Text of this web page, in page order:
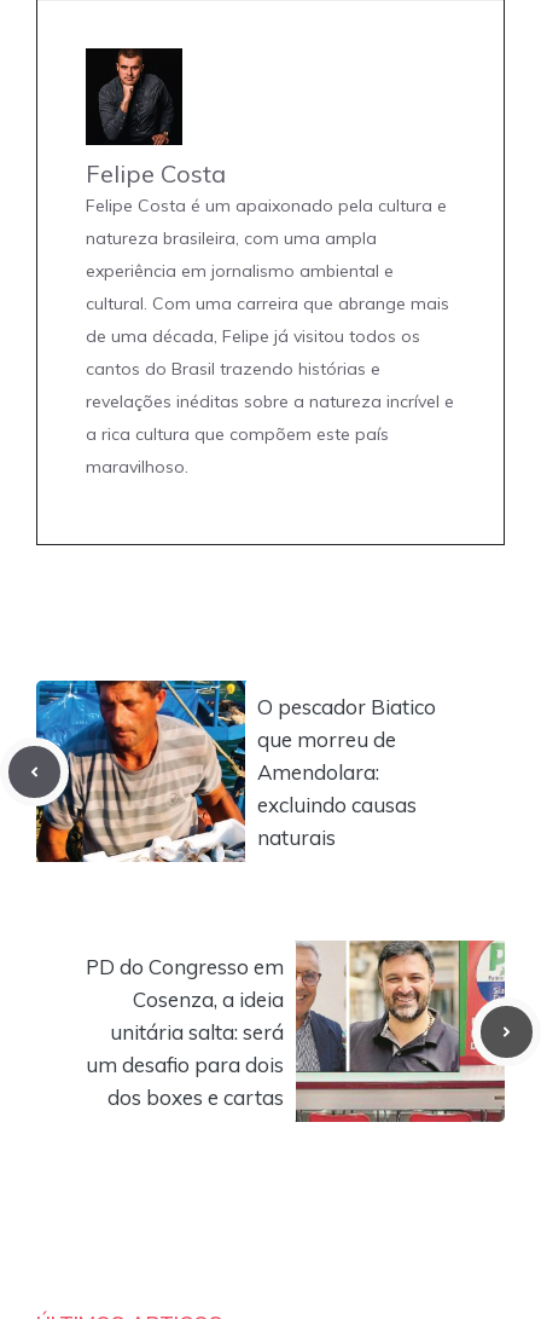
Felipe Costa
Felipe Costa é um apaixonado pela cultura e
natureza brasileira, com uma ampla
experiência em jornalismo ambiental e
cultural. Com uma carreira que abrange mais
de uma década, Felipe já visitou todos os
cantos do Brasil trazendo histórias e
revelações inéditas sobre a natureza incrível e
a rica cultura que compõem este país
maravilhoso.
O pescador Biatico
que morreu de
Amendolara:
excluindo causas
naturais
PD do Congresso em
Cosenza, a ideia
unitária salta: será
um desafio para dois
dos boxes e cartas